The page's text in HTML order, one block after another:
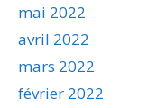
mai 2022
avril 2022
mars 2022
février 2022